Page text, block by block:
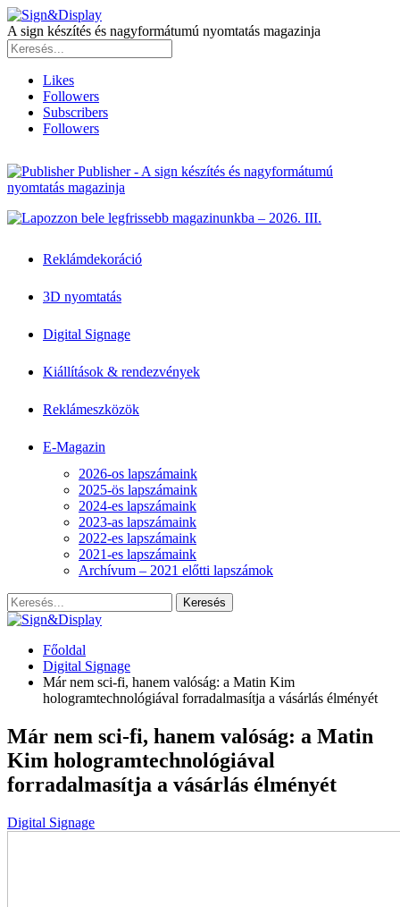
A sign készítés és nagyformátumú nyomtatás magazinja
Likes
Followers
Subscribers
Followers
Publisher - A sign készítés és nagyformátumú
nyomtatás magazinja
Reklámdekoráció
3D nyomtatás
Digital Signage
Kiállítások & rendezvények
Reklámeszközök
E-Magazin
2026-os lapszámaink
2025-ös lapszámaink
2024-es lapszámaink
2023-as lapszámaink
2022-es lapszámaink
2021-es lapszámaink
Archívum – 2021 előtti lapszámok
Főoldal
Digital Signage
Már nem sci-fi, hanem valóság: a Matin Kim
hologramtechnológiával forradalmasítja a vásárlás élményét
Már nem sci-fi, hanem valóság: a Matin
Kim hologramtechnológiával
forradalmasítja a vásárlás élményét
Digital Signage